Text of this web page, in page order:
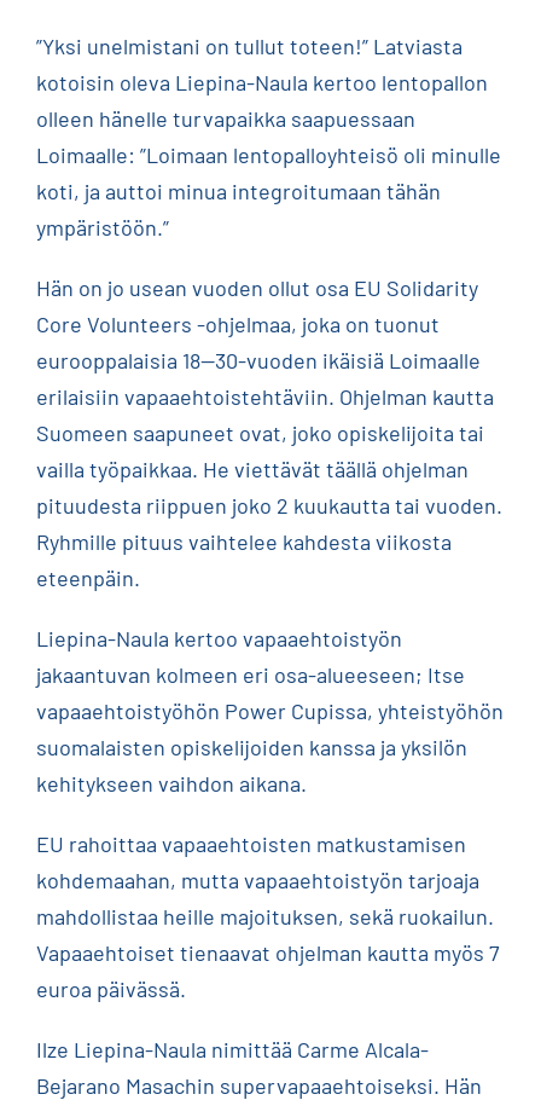
”Yksi unelmistani on tullut toteen!” Latviasta
kotoisin oleva Liepina-Naula kertoo lentopallon
olleen hänelle turvapaikka saapuessaan
Loimaalle: ”Loimaan lentopalloyhteisö oli minulle
koti, ja auttoi minua integroitumaan tähän
ympäristöön.”
Hän on jo usean vuoden ollut osa EU Solidarity
Core Volunteers -ohjelmaa, joka on tuonut
eurooppalaisia 18—30-vuoden ikäisiä Loimaalle
erilaisiin vapaaehtoistehtäviin. Ohjelman kautta
Suomeen saapuneet ovat, joko opiskelijoita tai
vailla työpaikkaa. He viettävät täällä ohjelman
pituudesta riippuen joko 2 kuukautta tai vuoden.
Ryhmille pituus vaihtelee kahdesta viikosta
eteenpäin.
Liepina-Naula kertoo vapaaehtoistyön
jakaantuvan kolmeen eri osa-alueeseen; Itse
vapaaehtoistyöhön Power Cupissa, yhteistyöhön
suomalaisten opiskelijoiden kanssa ja yksilön
kehitykseen vaihdon aikana.
EU rahoittaa vapaaehtoisten matkustamisen
kohdemaahan, mutta vapaaehtoistyön tarjoaja
mahdollistaa heille majoituksen, sekä ruokailun.
Vapaaehtoiset tienaavat ohjelman kautta myös 7
euroa päivässä.
Ilze Liepina-Naula nimittää Carme Alcala-
Bejarano Masachin supervapaaehtoiseksi. Hän